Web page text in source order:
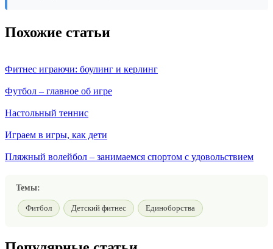
Похожие статьи
Фитнес играючи: боулинг и керлинг
Футбол – главное об игре
Настольный теннис
Играем в игры, как дети
Пляжный волейбол – занимаемся спортом с удовольствием
Темы:
Фитбол Детский фитнес Единоборства